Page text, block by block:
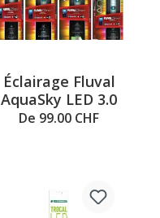
Éclairage Fluval
AquaSky LED 3.0
De 99.00 CHF